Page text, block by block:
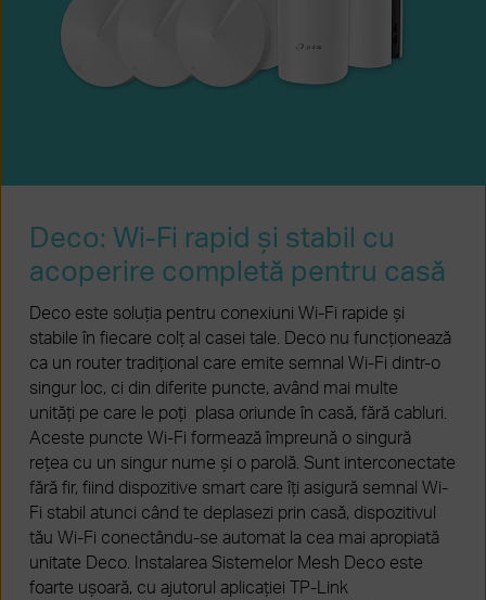
Deco: Wi-Fi rapid și stabil cu
acoperire completă pentru casă
Deco este soluția pentru conexiuni Wi-Fi rapide și
stabile în fiecare colț al casei tale. Deco nu funcționează
ca un router tradițional care emite semnal Wi-Fi dintr-o
singur loc, ci din diferite puncte, având mai multe
unități pe care le poți plasa oriunde în casă, fără cabluri.
Aceste puncte Wi-Fi formează împreună o singură
rețea cu un singur nume și o parolă. Sunt interconectate
fără fir, fiind dispozitive smart care îți asigură semnal Wi-
Fi stabil atunci când te deplasezi prin casă, dispozitivul
tău Wi-Fi conectându-se automat la cea mai apropiată
unitate Deco. Instalarea Sistemelor Mesh Deco este
foarte ușoară, cu ajutorul aplicației TP-Link